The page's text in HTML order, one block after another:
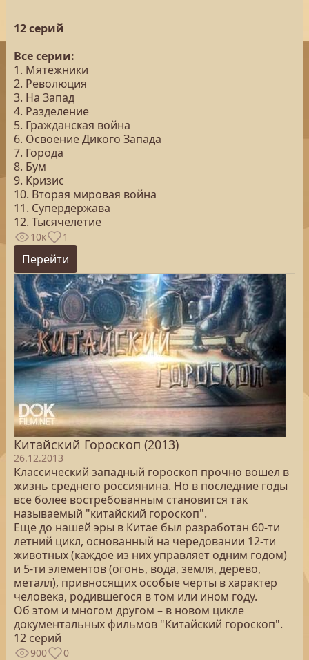
12 серий
Все серии:
1. Мятежники
2. Революция
3. На Запад
4. Разделение
5. Гражданская война
6. Освоение Дикого Запада
7. Города
8. Бум
9. Кризис
10. Вторая мировая война
11. Супердержава
12. Тысячелетие
10к 1
Перейти
Китайский Гороскоп (2013)
26.12.2013
Классический западный гороскоп прочно вошел в
жизнь среднего россиянина. Но в последние годы
все более востребованным становится так
называемый "китайский гороскоп".
Еще до нашей эры в Китае был разработан 60-ти
летний цикл, основанный на чередовании 12-ти
животных (каждое из них управляет одним годом)
и 5-ти элементов (огонь, вода, земля, дерево,
металл), привносящих особые черты в характер
человека, родившегося в том или ином году.
Об этом и многом другом – в новом цикле
документальных фильмов "Китайский гороскоп".
12 серий
900 0